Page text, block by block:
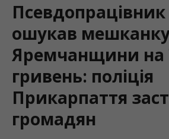
ошукав
Яремчанщини на
гривень: поліція
Прикарпаття
громадян